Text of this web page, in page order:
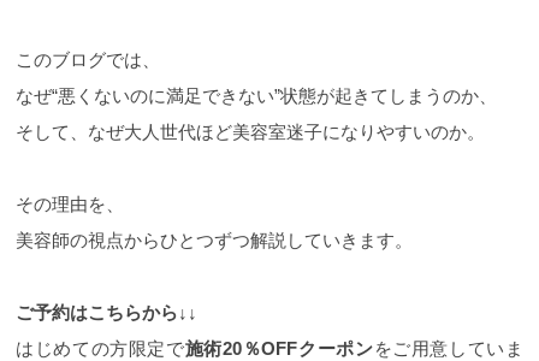
このブログでは、
なぜ“悪くないのに満足できない”状態が起きてしまうのか、
そして、なぜ大人世代ほど美容室迷子になりやすいのか。
その理由を、
美容師の視点からひとつずつ解説していきます。
ご予約はこちらから↓↓
はじめての方限定で施術20％OFFクーポンをご用意していま